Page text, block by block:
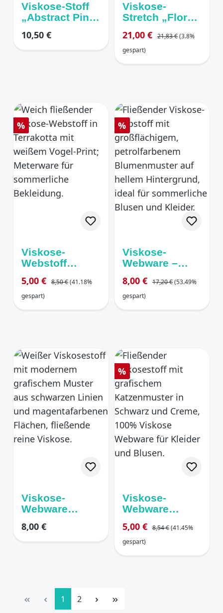
Viskose-Stoff
„Abstract Pink
Fließende
Regulärer Preis:
10,50 €
Viskose-
Stretch „Floral
türkis/pink/kora
lle
Verkaufspreis:
21,00 € Regulärer Preis:
21,83 €(3.8%
gespart)
Rabatt
%
Viskose-
Webstoff
Birds“ in
Terrakotta
Verkaufspreis:
5,00 € Regulärer Preis:
8,50 €(41.18%
gespart)
Rabatt
%
Viskose-
Webware –
Petrol mit
Blumenmuster
Verkaufspreis:
8,00 € Regulärer Preis:
17,20 €(53.49%
gespart)
Viskose-
Webware
Bloom“ –
Regulärer Preis:
8,00 €
Rabatt
%
Viskose-
Webware
– Schwarz &
Creme
Verkaufspreis:
5,00 € Regulärer Preis:
8,54 €(41.45%
gespart)
Seite
1 Seite
2